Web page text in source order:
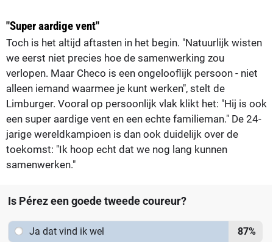
"Super aardige vent"
Toch is het altijd aftasten in het begin. "Natuurlijk wisten
we eerst niet precies hoe de samenwerking zou
verlopen. Maar Checo is een ongelooflijk persoon - niet
alleen iemand waarmee je kunt werken", stelt de
Limburger. Vooral op persoonlijk vlak klikt het: "Hij is ook
een super aardige vent en een echte familieman." De 24-
jarige wereldkampioen is dan ook duidelijk over de
toekomst: "Ik hoop echt dat we nog lang kunnen
samenwerken."
Is Pérez een goede tweede coureur?
Ja dat vind ik wel 87%